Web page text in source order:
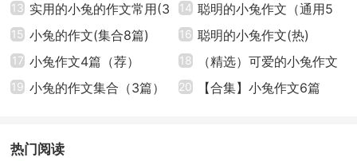
一个巨人站在那里，然后，他就开始上山了，他一边走
一边欣赏两边的风景，刚走到这座山一半的时候，就看
见一只大灰狼在睡觉，这时，小兔子心想：这只大灰
狼，不就是现在一直欺负我们的大灰狼吗？嘿嘿，趁他
前，只见，大灰狼正睡得香呢，小兔子在大灰狼的.旁边
13 实用的小兔的作文常用(3
篇)
14 聪明的小兔作文（通用5
篇）
15 小兔的作文(集合8篇) 16 聪明的小兔作文(热)
17 小兔作文4篇（荐） 18 （精选）可爱的小兔作文
19 小兔的作文集合（3篇） 20 【合集】小兔作文6篇
热门阅读